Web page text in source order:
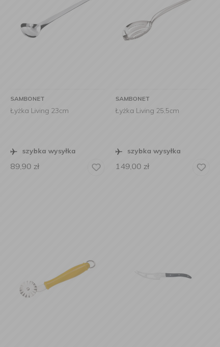
SAMBONET
Łyżka Living 23cm
szybka wysyłka
89,90 zł
SAMBONET
Łyżka Living 25,5cm
szybka wysyłka
149,00 zł